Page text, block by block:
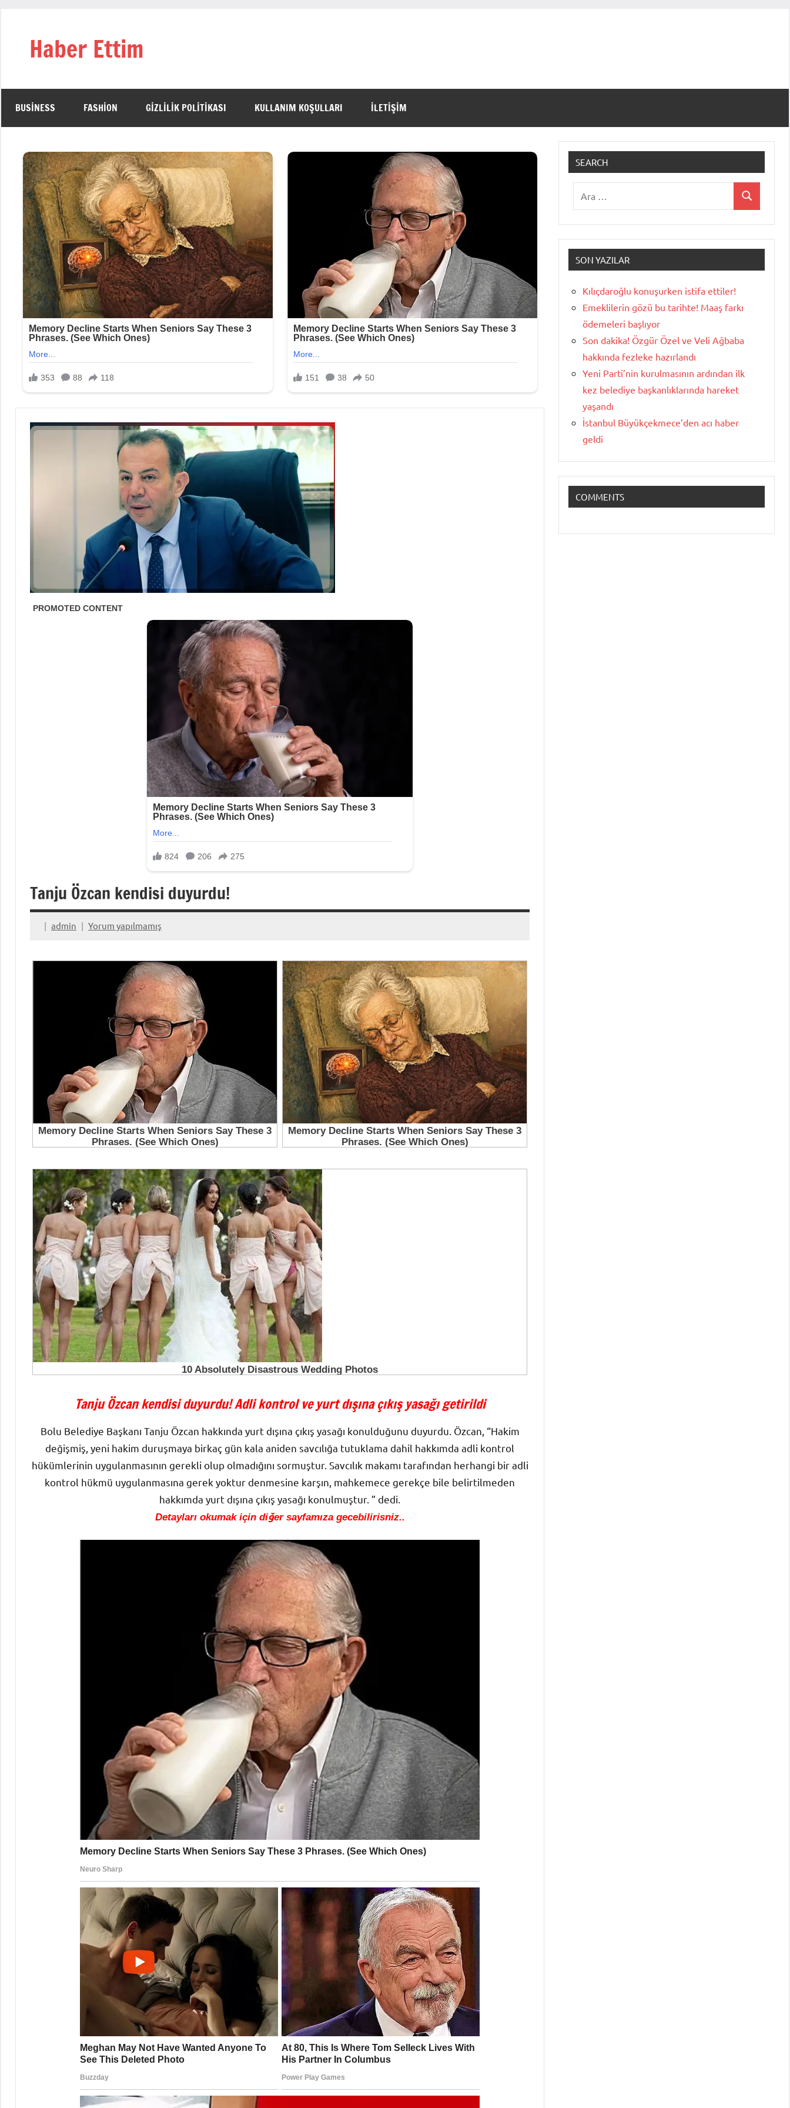
Haber Ettim
BUSINESS FASHION GIZLILIK POLITIKASI KULLANIM KOŞULLARI İLETİŞİM
Tanju Özcan kendisi duyurdu!
admin Yorum yapılmamış
Tanju Özcan kendisi duyurdu! Adli kontrol ve yurt dışına çıkış yasağı getirildi
Bolu Belediye Başkanı Tanju Özcan hakkında yurt dışına çıkış yasağı konulduğunu duyurdu. Özcan, “Hakim
değişmiş, yeni hakim duruşmaya birkaç gün kala aniden savcılığa tutuklama dahil hakkımda adli kontrol
hükümlerinin uygulanmasının gerekli olup olmadığını sormuştur. Savcılık makamı tarafından herhangi bir adli
kontrol hükmü uygulanmasına gerek yoktur denmesine karşın, mahkemece gerekçe bile belirtilmeden
hakkımda yurt dışına çıkış yasağı konulmuştur. ” dedi.
Detayları okumak için diğer sayfamıza gecebilirisniz..
SEARCH
Ara
SON YAZILAR
Kılıçdaroğlu konuşurken istifa ettiler!
Emeklilerin gözü bu tarihte! Maaş farkı
ödemeleri başlıyor
Son dakika! Özgür Özel ve Veli Ağbaba
hakkında fezleke hazırlandı
Yeni Parti’nin kurulmasının ardından ilk
kez belediye başkanlıklarında hareket
yaşandı
İstanbul Büyükçekmece’den acı haber
geldi
COMMENTS